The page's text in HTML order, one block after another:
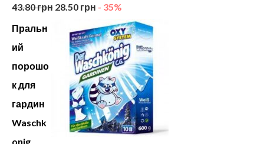
43.80грн 28.50 грн - 35%
Пральн
ий
порошо
к для
гардин
Waschk
onig